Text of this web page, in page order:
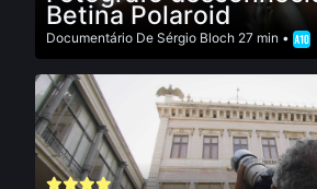
Betina Polaroid
Documentário De Sérgio Bloch 27 min •